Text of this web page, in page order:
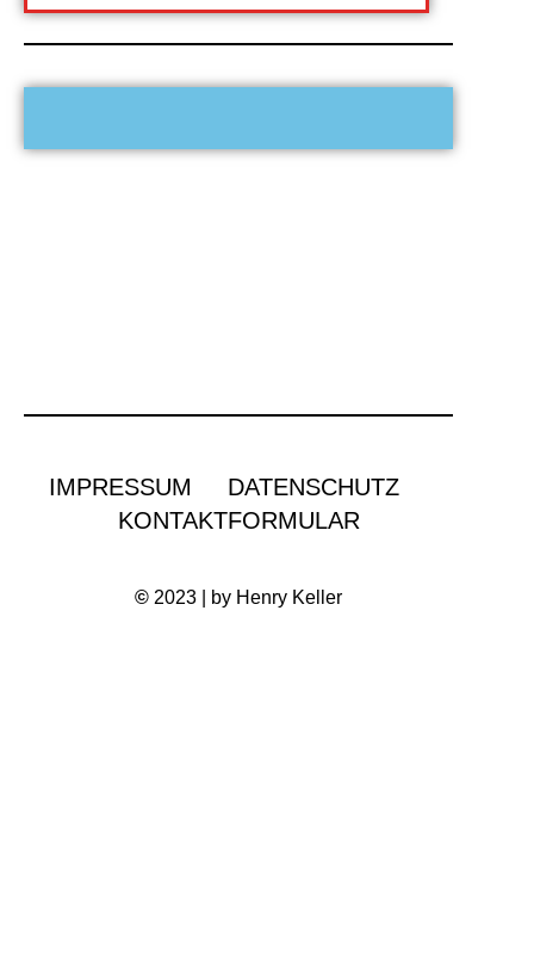
IMPRESSUM
DATENSCHUTZ
KONTAKTFORMULAR
© 2023 | by Henry Keller